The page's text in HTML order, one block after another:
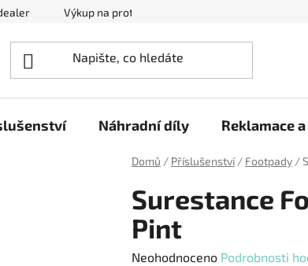
Výkup na protiúčet
Náhradní díly Reklamace
Domů / Příslušenství / Footpady /
Surestance
Pint
Průměrné
Neohodnoceno Podrobnosti